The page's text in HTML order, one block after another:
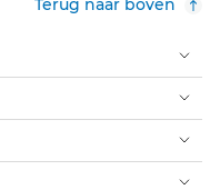
Terug naar boven